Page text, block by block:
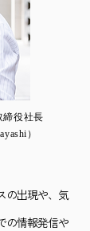
役社長
）
の出現や、気
の情報発信や